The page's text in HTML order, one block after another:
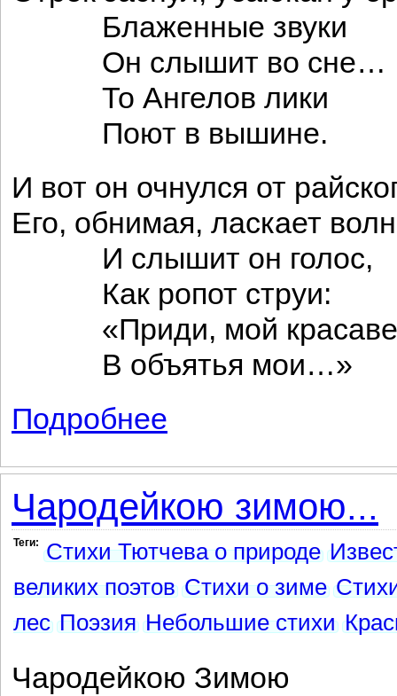
Блаженные звуки
Он слышит во сне…
То Ангелов лики
Поют в вышине.
И вот он очнулся от
Его, обнимая, ласкает
И слышит он голос,
Как ропот струи:
«Приди, мой
В объятья мои…»
Подробнее
Чародейкою зимою...
Теги: Стихи Тютчева о природе
великих поэтов Стихи о зиме
лес Поэзия Небольшие стихи
Чародейкою Зимою